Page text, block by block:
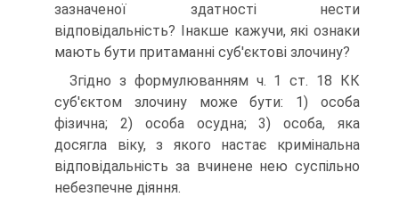
зазначеної здатності нести
відповідальність? Інакше кажучи, які ознаки
мають бути притаманні суб'єктові злочину?
Згідно з формулюванням ч. 1 ст. 18 КК
суб'єктом злочину може бути: 1) особа
фізична; 2) особа осудна; 3) особа, яка
досягла віку, з якого настає кримінальна
відповідальність за вчинене нею суспільно
небезпечне діяння.